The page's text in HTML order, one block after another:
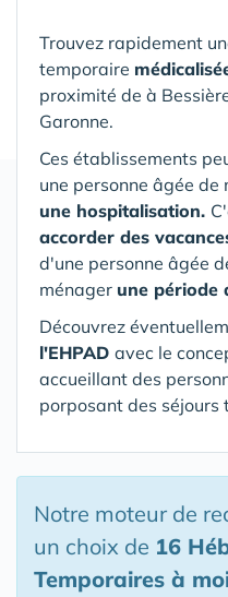
Trouvez rapidement
temporaire
proximité de à
Garonne.
Ces établissements
une personne âgée
une hospitalisation.
accorder des
d'une personne âgée
ménager une période
Découvrez
l'EHPAD avec le
accueillant des
porposant des séjours
Notre moteur de
un choix de 16
Temporaires à